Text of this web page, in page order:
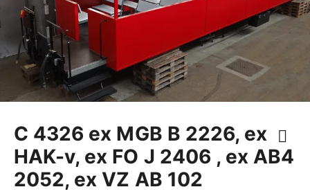
C 4326 ex MGB B 2226, ex
HAK-v, ex FO J 2406 , ex AB4
2052, ex VZ AB 102